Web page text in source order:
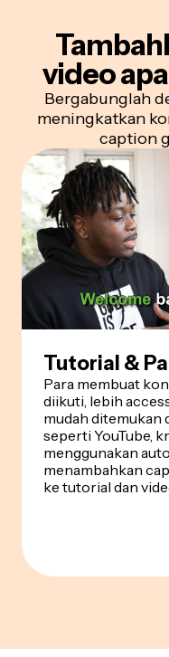
video
Bergabunglah
meningkatkan
caption
Tutorial &
Para membuat
diikuti, lebih
mudah ditemukan
seperti YouTube,
menggunakan
menambahkan
ke tutorial dan